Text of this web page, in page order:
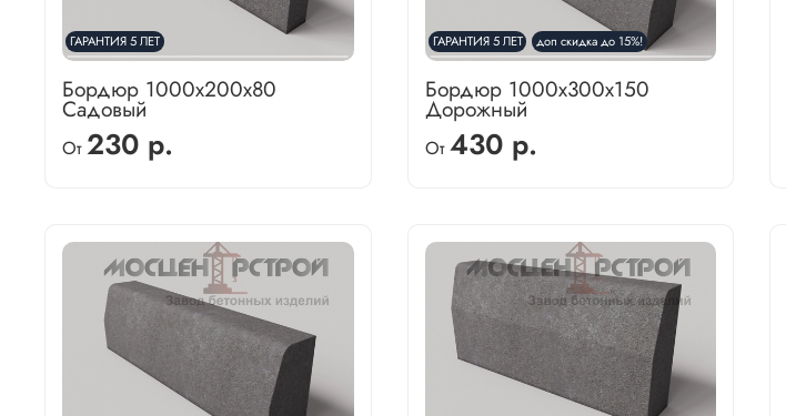
ГАРАНТИЯ 5 ЛЕТ
Бордюр 1000х200х80
Садовый
От 230 р.
ГАРАНТИЯ 5 ЛЕТ доп скидка до 15%!
Бордюр 1000х300х150
Дорожный
От 430 р.